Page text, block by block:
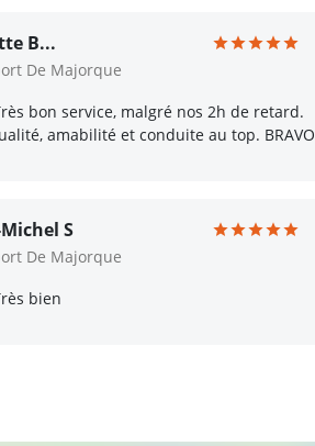
B...
De Majorque
bon service, malgré nos 2h de retard.
amabilité et conduite au top. BRAVO
S
De Majorque
bien